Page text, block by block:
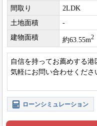
間取り
2LDK
土地面積
-
建物面積
約63.55m2
自信を持ってお薦めする
気軽にお問い合わせくださ
ローンシミュレーション